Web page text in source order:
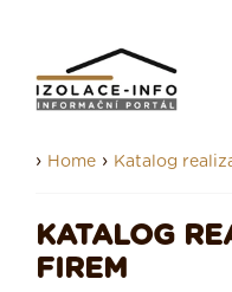
› Home › Katalog
KATALOG
FIREM